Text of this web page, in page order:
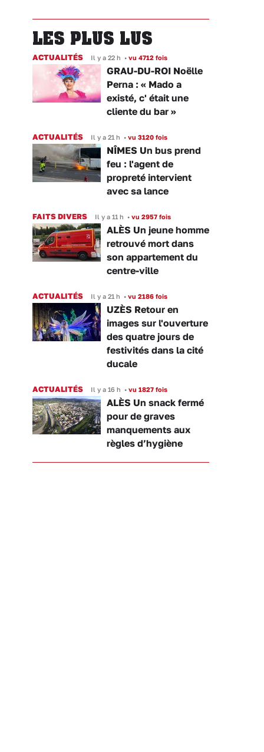
LES PLUS LUS
ACTUALITÉS Il y a 22 h • vu 4712 fois
GRAU-DU-ROI Noëlle
Perna : « Mado a
existé, c' était une
cliente du bar »
ACTUALITÉS Il y a 21 h • vu 3120 fois
NÎMES Un bus prend
feu : l'agent de
propreté intervient
avec sa lance
FAITS DIVERS Il y a 11 h • vu 2957 fois
ALÈS Un jeune homme
retrouvé mort dans
son appartement du
centre-ville
ACTUALITÉS Il y a 21 h • vu 2186 fois
UZÈS Retour en
images sur l'ouverture
des quatre jours de
festivités dans la cité
ducale
ACTUALITÉS Il y a 16 h • vu 1827 fois
ALÈS Un snack fermé
pour de graves
manquements aux
règles d’hygiène